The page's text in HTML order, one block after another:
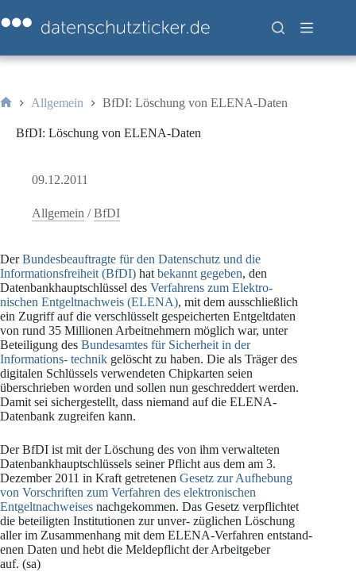
Inhalt
springen
Allgemein BfDI: Löschung von ELENA-Daten
BfDI: Löschung von ELENA-Daten
09.12.2011
Allgemein /BfDI
DerBundesbeauftragte für den Datenschutz und die
Informationsfreiheit (BfDI) hat bekannt gegeben, den
Datenbankhauptschlüssel des Verfahrens zum Elektro-
nischen Entgeltnachweis (ELENA), mit dem ausschließlich
ein Zugriff auf die verschlüsselt gespeicherten Entgeltdaten
von rund 35 Millionen Arbeitnehmern möglich war, unter
Beteiligung des Bundesamtes für Sicherheit in der
Informations- technik gelöscht zu haben. Die als Träger des
digitalen Schlüssels verwendeten Chipkarten seien
überschrieben worden und sollen nun geschreddert werden.
Damit sei sichergestellt, dass niemand auf die ELENA-
Datenbank zugreifen kann.
Der BfDI ist mit der Löschung des von ihm verwalteten
Datenbankhauptschlüssels seiner Pflicht aus dem am 3.
Dezember 2011 in Kraft getretenen Gesetz zur Aufhebung
von Vorschriften zum Verfahren des elektronischen
Entgeltnachweises nachgekommen. Das Gesetz verpflichtet
die beteiligten Institutionen zur unver- züglichen Löschung
aller im Zusammenhang mit dem ELENA-Verfahren entstand-
enen Daten und hebt die Meldepflicht der Arbeitgeber
auf. (sa)